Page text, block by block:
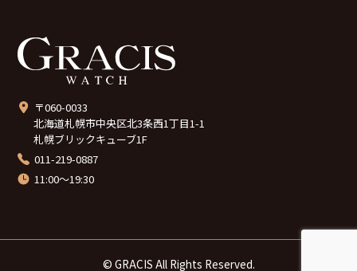
〒060-0033
北海道札幌市中央区北3条西1丁目1-1
札幌ブリックキューブ1F
011-219-0887
11:00～19:30
© GRACIS All Rights Reserved.